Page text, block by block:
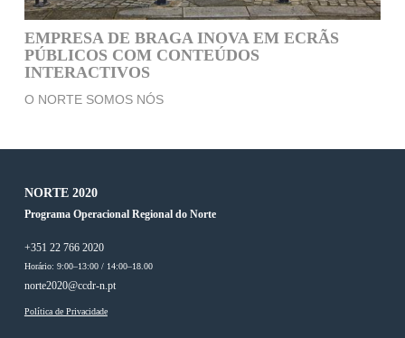
EMPRESA DE BRAGA INOVA EM ECRÃS
PÚBLICOS COM CONTEÚDOS
INTERACTIVOS
O NORTE SOMOS NÓS
NORTE 2020
Programa Operacional Regional do Norte
+351 22 766 2020
Horário: 9:00–13:00 / 14:00–18.00
norte2020@ccdr-n.pt
Política de Privacidade